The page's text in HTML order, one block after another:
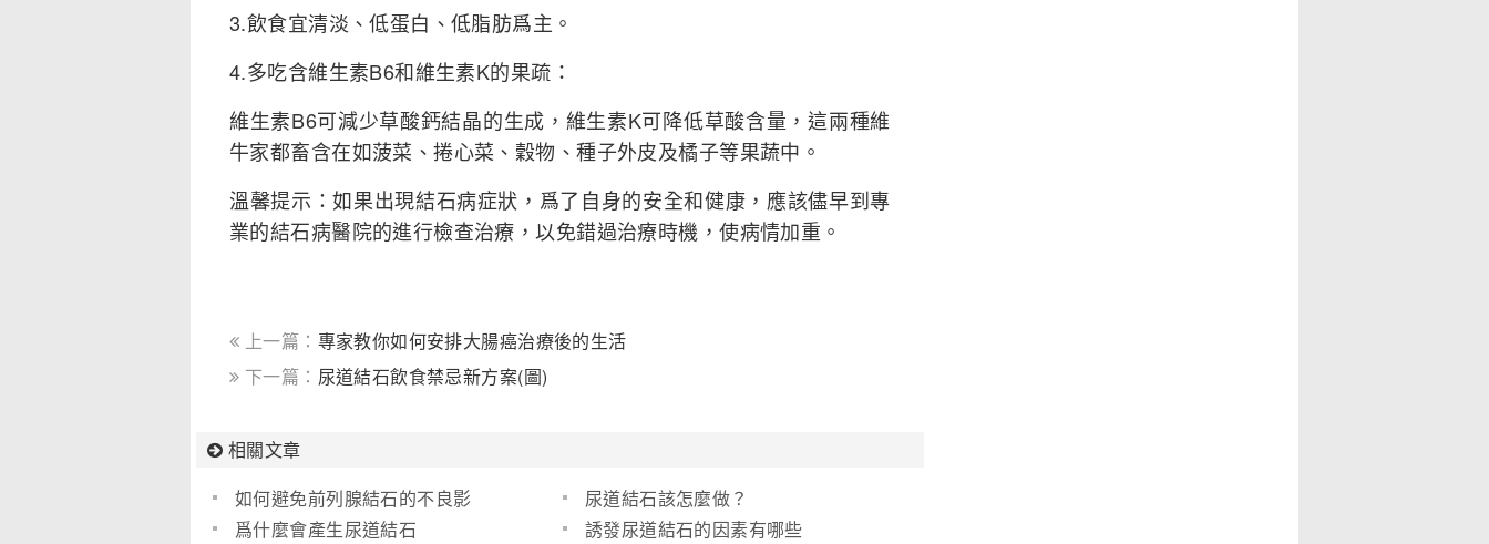
3.飲食宜清淡、低蛋白、低脂肪爲主。
4.多吃含維生素B6和維生素K的果疏：
維生素B6可減少草酸鈣結晶的生成，維生素K可降低草酸含量，這兩種維
牛家都畜含在如菠菜、捲心菜、穀物、種子外皮及橘子等果蔬中。
溫馨提示：如果出現結石病症狀，爲了自身的安全和健康，應該儘早到專
業的結石病醫院的進行檢查治療，以免錯過治療時機，使病情加重。
上一篇： 專家教你如何安排大腸癌治療後的生活
下一篇： 尿道結石飲食禁忌新方案(圖)
相關文章
如何避免前列腺結石的不良影
響？
尿道結石該怎麼做？
爲什麼會產生尿道結石
誘發尿道結石的因素有哪些